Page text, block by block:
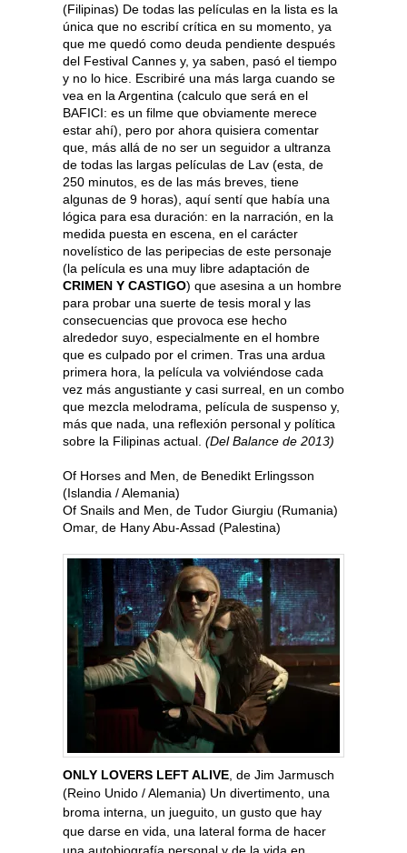
(Filipinas) De todas las películas en la lista es la
única que no escribí crítica en su momento, ya
que me quedó como deuda pendiente después
del Festival Cannes y, ya saben, pasó el tiempo
y no lo hice. Escribiré una más larga cuando se
vea en la Argentina (calculo que será en el
BAFICI: es un filme que obviamente merece
estar ahí), pero por ahora quisiera comentar
que, más allá de no ser un seguidor a ultranza
de todas las largas películas de Lav (esta, de
250 minutos, es de las más breves, tiene
algunas de 9 horas), aquí sentí que había una
lógica para esa duración: en la narración, en la
medida puesta en escena, en el carácter
novelístico de las peripecias de este personaje
(la película es una muy libre adaptación de
CRIMEN Y CASTIGO) que asesina a un hombre
para probar una suerte de tesis moral y las
consecuencias que provoca ese hecho
alrededor suyo, especialmente en el hombre
que es culpado por el crimen. Tras una ardua
primera hora, la película va volviéndose cada
vez más angustiante y casi surreal, en un combo
que mezcla melodrama, película de suspenso y,
más que nada, una reflexión personal y política
sobre la Filipinas actual. (Del Balance de 2013)
Of Horses and Men, de Benedikt Erlingsson
(Islandia / Alemania)
Of Snails and Men, de Tudor Giurgiu (Rumania)
Omar, de Hany Abu-Assad (Palestina)
ONLY LOVERS LEFT ALIVE , de Jim Jarmusch
(Reino Unido / Alemania) Un divertimento, una
broma interna, un jueguito, un gusto que hay
que darse en vida, una lateral forma de hacer
una autobiografía personal y de la vida en